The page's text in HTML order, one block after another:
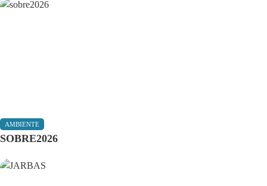
AMBIENTE
SOBRE2026